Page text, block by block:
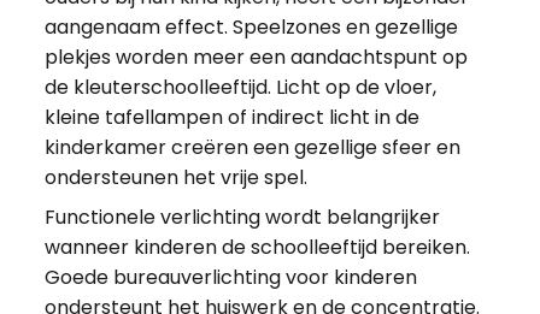
aangenaam effect. Speelzones en gezellige
plekjes worden meer een aandachtspunt op
de kleuterschoolleeftijd. Licht op de vloer,
kleine tafellampen of indirect licht in de
kinderkamer creëren een gezellige sfeer en
ondersteunen het vrije spel.
Functionele verlichting wordt belangrijker
wanneer kinderen de schoolleeftijd bereiken.
Goede bureauverlichting voor kinderen
ondersteunt het huiswerk en de concentratie.